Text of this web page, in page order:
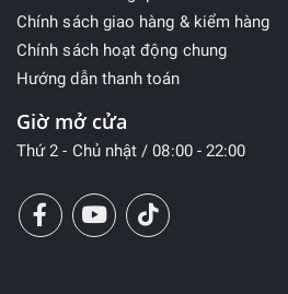
Chính sách giao hàng & kiểm hàng
Chính sách hoạt động chung
Hướng dẫn thanh toán
Giờ mở cửa
Thứ 2 - Chủ nhật / 08:00 - 22:00